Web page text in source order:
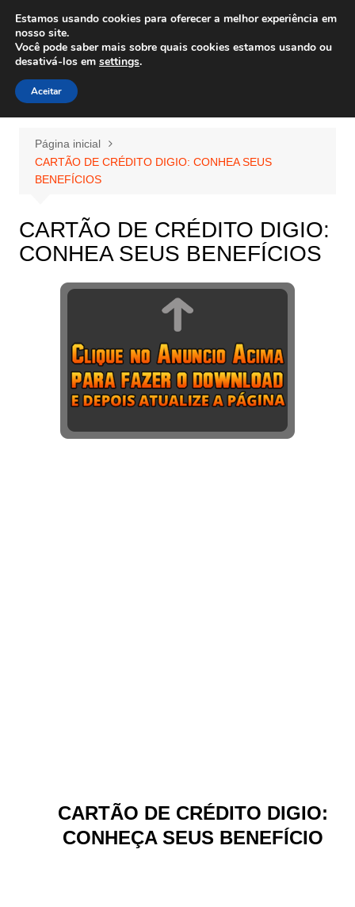
para
conteúdo
Wiley Wales
corais algas e vida marinha
Página inicial
CARTÃO DE CRÉDITO DIGIO: CONHEA SEUS
BENEFÍCIOS
CARTÃO DE CRÉDITO DIGIO:
CONHEA SEUS BENEFÍCIOS
CARTÃO DE CRÉDITO DIGIO:
CONHEÇA SEUS BENEFÍCIO
Estamos usando cookies para oferecer a melhor experiência em
nosso site.
Você pode saber mais sobre quais cookies estamos usando ou
desativá-los em settings.
Aceitar